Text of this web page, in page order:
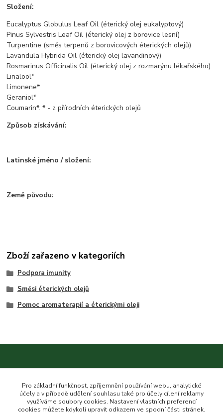
Složení:
Eucalyptus Globulus Leaf Oil (éterický olej eukalyptový)
Pinus Sylvestris Leaf Oil (éterický olej z borovice lesní)
Turpentine (směs terpenů z borovicových éterických olejů)
Lavandula Hybrida Oil (éterický olej lavandinový)
Rosmarinus Officinalis Oil (éterický olej z rozmarýnu lékařského)
Linalool*
Limonene*
Geraniol*
Coumarin*. * - z přírodních éterických olejů
Způsob získávání:
Latinské jméno / složení:
Země původu:
Zboží zařazeno v kategoriích
Podpora imunity
Směsi éterických olejů
Pomoc aromaterapií a éterickými oleji
Pro základní funkčnost, zpříjemnění používání webu, analytické
účely a v případě udělení souhlasu také pro účely cílení reklamy
využíváme soubory cookies. Nastavení vlastních preferencí
cookies můžete kdykoli upravit odkazem ve spodní části stránek.